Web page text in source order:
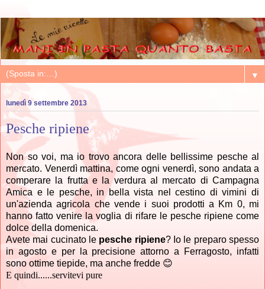
▼
lunedì 9 settembre 2013
Pesche ripiene
Non so voi, ma io trovo ancora delle bellissime pesche al
mercato. Venerdì mattina, come ogni venerdì, sono andata a
comperare la frutta e la verdura al mercato di Campagna
Amica e le pesche, in bella vista nel cestino di vimini di
un'azienda agricola che vende i suoi prodotti a Km 0, mi
hanno fatto venire la voglia di rifare le pesche ripiene come
dolce della domenica.
Avete mai cucinato le pesche ripiene? Io le preparo spesso
in agosto e per la precisione attorno a Ferragosto, infatti
sono ottime tiepide, ma anche fredde 😊
E quindi......servitevi pure